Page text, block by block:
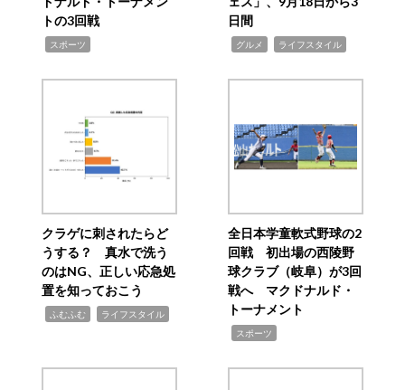
トの3回戦
スポーツ
日間
グルメ ライフスタイル
クラゲに刺されたらど
うする？ 真水で洗う
のはNG、正しい応急処
置を知っておこう
ふむふむ ライフスタイル
全日本学童軟式野球の2
回戦 初出場の西陵野
球クラブ（岐阜）が3回
戦へ マクドナルド・
トーナメント
スポーツ